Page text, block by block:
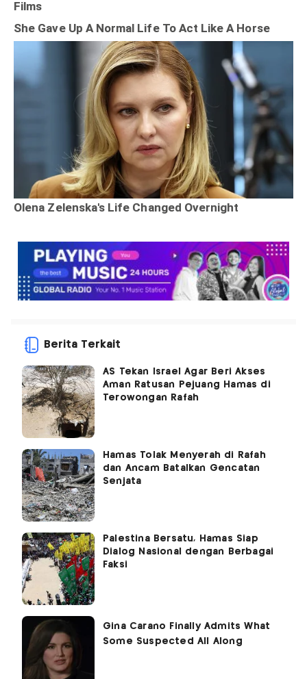
Berita Terkait
AS Tekan Israel Agar Beri Akses
Aman Ratusan Pejuang Hamas di
Terowongan Rafah
Hamas Tolak Menyerah di Rafah
dan Ancam Batalkan Gencatan
Senjata
Palestina Bersatu, Hamas Siap
Dialog Nasional dengan Berbagai
Faksi